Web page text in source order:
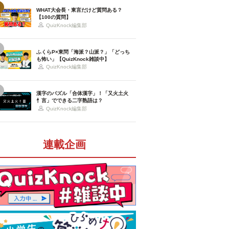
WHAT大会長・東言だけど質問ある？
【100の質問】
QuizKnock編集部
ふくらP×東問「海派？山派？」「どっち
も怖い」【QuizKnock雑談中】
QuizKnock編集部
漢字のパズル「合体漢字」！「又火土火
忄言」でできる二字熟語は？
QuizKnock編集部
連載企画